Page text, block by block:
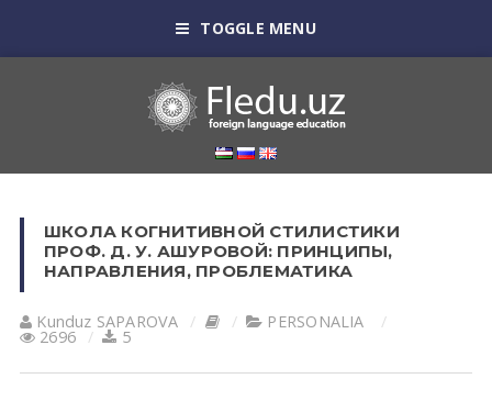
TOGGLE MENU
ШКОЛА КОГНИТИВНОЙ СТИЛИСТИКИ
ПРОФ. Д. У. АШУРОВОЙ: ПРИНЦИПЫ,
НАПРАВЛЕНИЯ, ПРОБЛЕМАТИКА
Kunduz SАPАROVА PERSONALIA
2696 5